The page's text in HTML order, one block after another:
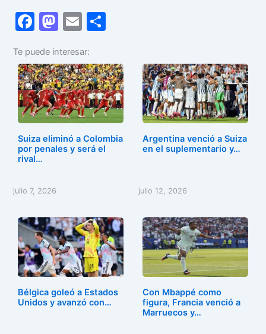
F
c
e
b
o
o
k
M
st
o
d
o
n
E
ai
l
m
p
ar
tir
Te puede interesar:
Suiza eliminó a Colombia
por penales y será el
rival…
julio 7, 2026
Argentina venció a Suiza
en el suplementario y…
julio 12, 2026
Bélgica goleó a Estados
Unidos y avanzó con…
Con Mbappé como
figura, Francia venció a
Marruecos y…